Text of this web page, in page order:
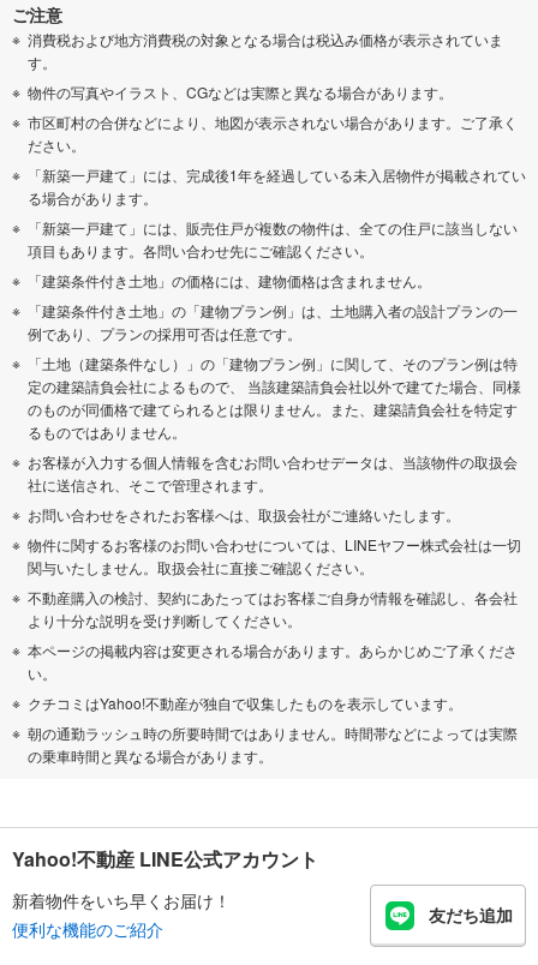
ご注意
消費税および地方消費税の対象となる場合は税込み価格が表示されていま
す。
物件の写真やイラスト、CGなどは実際と異なる場合があります。
市区町村の合併などにより、地図が表示されない場合があります。ご了承く
ださい。
「新築一戸建て」には、完成後1年を経過している未入居物件が掲載されてい
る場合があります。
「新築一戸建て」には、販売住戸が複数の物件は、全ての住戸に該当しない
項目もあります。各問い合わせ先にご確認ください。
「建築条件付き土地」の価格には、建物価格は含まれません。
「建築条件付き土地」の「建物プラン例」は、土地購入者の設計プランの一
例であり、プランの採用可否は任意です。
「土地（建築条件なし）」の「建物プラン例」に関して、そのプラン例は特
定の建築請負会社によるもので、 当該建築請負会社以外で建てた場合、同様
のものが同価格で建てられるとは限りません。また、建築請負会社を特定す
るものではありません。
お客様が入力する個人情報を含むお問い合わせデータは、当該物件の取扱会
社に送信され、そこで管理されます。
お問い合わせをされたお客様へは、取扱会社がご連絡いたします。
物件に関するお客様のお問い合わせについては、LINEヤフー株式会社は一切
関与いたしません。取扱会社に直接ご確認ください。
不動産購入の検討、契約にあたってはお客様ご自身が情報を確認し、各会社
より十分な説明を受け判断してください。
本ページの掲載内容は変更される場合があります。あらかじめご了承くださ
い。
クチコミはYahoo!不動産が独自で収集したものを表示しています。
朝の通勤ラッシュ時の所要時間ではありません。時間帯などによっては実際
の乗車時間と異なる場合があります。
Yahoo!不動産 LINE公式アカウント
新着物件をいち早くお届け！
便利な機能のご紹介
友だち追加